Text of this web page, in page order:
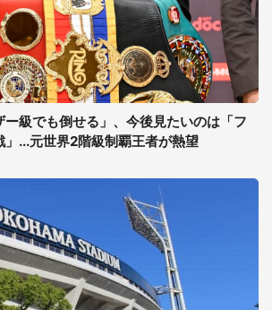
級でも倒せる」、今後見たいのは「フ
」...元世界2階級制覇王者が熱望